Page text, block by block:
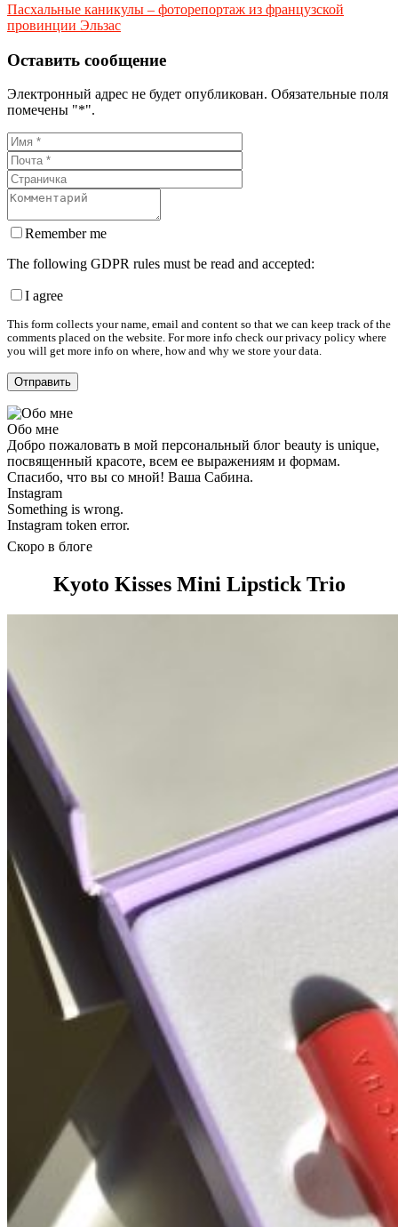
Пасхальные каникулы – фоторепортаж из французской
провинции Эльзас
Оставить сообщение
Электронный адрес не будет опубликован. Обязательные поля
помечены "*".
Remember me
The following GDPR rules must be read and accepted:
I agree
This form collects your name, email and content so that we can keep track of the
comments placed on the website. For more info check our privacy policy where
you will get more info on where, how and why we store your data.
Обо мне
Добро пожаловать в мой персональный блог beauty is unique,
посвященный красоте, всем ее выражениям и формам.
Спасибо, что вы со мной! Ваша Сабина.
Instagram
Something is wrong.
Instagram token error.
Скоро в блоге
Kyoto Kisses Mini Lipstick Trio